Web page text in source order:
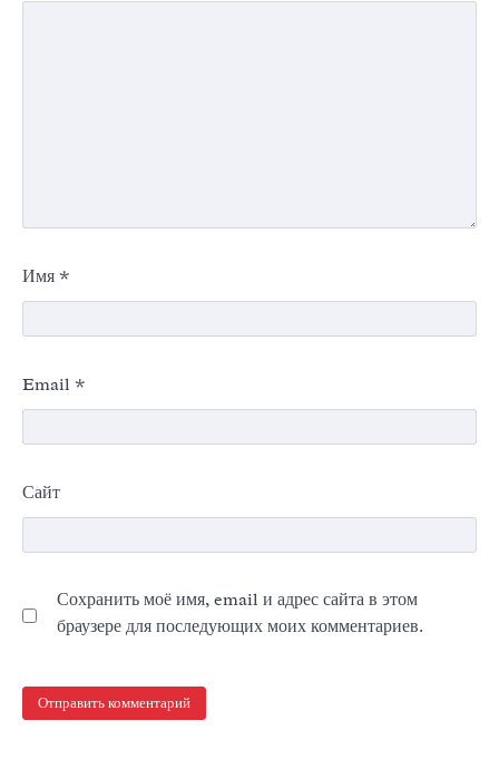
Имя *
Email *
Сайт
Сохранить моё имя, email и адрес сайта в этом
браузере для последующих моих комментариев.